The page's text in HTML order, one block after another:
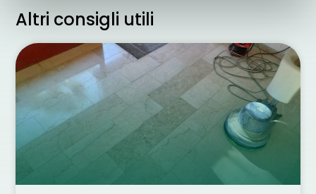
Altri consigli utili